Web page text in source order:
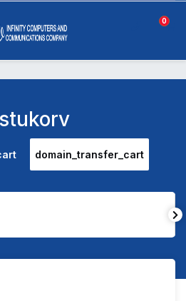
0
domain_transfer_cart